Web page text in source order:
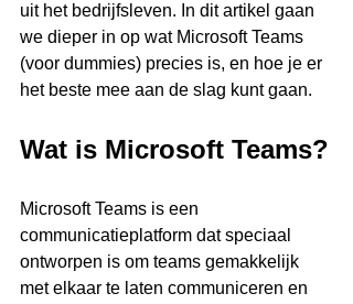
uit het bedrijfsleven. In dit artikel gaan
we dieper in op wat Microsoft Teams
(voor dummies) precies is, en hoe je er
het beste mee aan de slag kunt gaan.
Wat is Microsoft Teams?
Microsoft Teams is een
communicatieplatform dat speciaal
ontworpen is om teams gemakkelijk
met elkaar te laten communiceren en